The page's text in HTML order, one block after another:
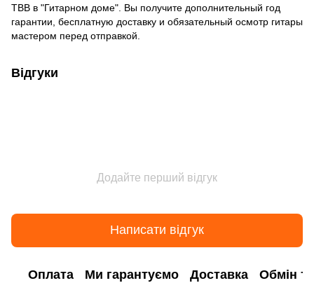
TBB в "Гитарном доме". Вы получите дополнительный год
гарантии, бесплатную доставку и обязательный осмотр гитары
мастером перед отправкой.
Відгуки
Додайте перший відгук
Написати відгук
Оплата Ми гарантуємо Доставка Обмін